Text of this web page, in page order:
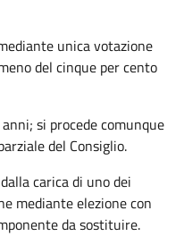
unica votazione
del cinque per cento
si procede comunque
del Consiglio.
carica di uno dei
mediante elezione con
da sostituire.